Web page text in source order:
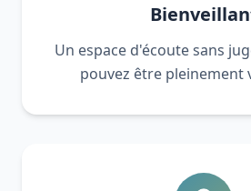
Un espace d'écoute sans
pouvez être pleinement